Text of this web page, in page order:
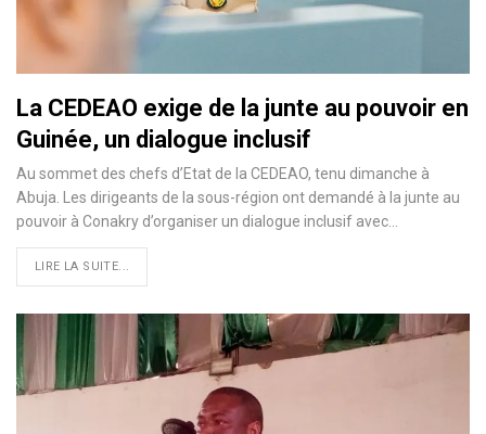
La CEDEAO exige de la junte au pouvoir en
Guinée, un dialogue inclusif
Au sommet des chefs d’Etat de la CEDEAO, tenu dimanche à
Abuja. Les dirigeants de la sous-région ont demandé à la junte au
pouvoir à Conakry d’organiser un dialogue inclusif avec…
LIRE LA SUITE...